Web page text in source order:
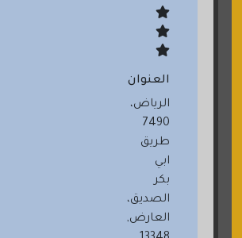
العنوان
الرياض،
7490
طريق
ابي
بكر
الصديق،
العارض,